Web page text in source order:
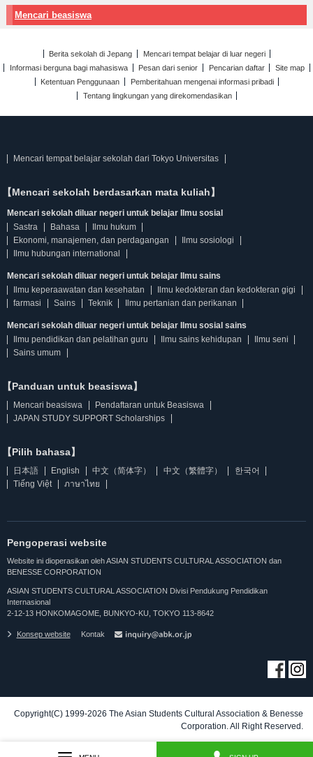
Mencari beasiswa
Berita sekolah di Jepang
Mencari tempat belajar di luar negeri
Informasi berguna bagi mahasiswa
Pesan dari senior Pencarian daftar
Site map
Ketentuan Penggunaan
Pemberitahuan mengenai informasi pribadi
Tentang lingkungan yang direkomendasikan
Mencari tempat belajar sekolah dari Tokyo Universitas
【Mencari sekolah berdasarkan mata kuliah】
Mencari sekolah diluar negeri untuk belajar Ilmu sosial
Sastra
Bahasa
Ilmu hukum
Ekonomi, manajemen, dan perdagangan
Ilmu sosiologi
Ilmu hubungan international
Mencari sekolah diluar negeri untuk belajar Ilmu sains
Ilmu keperaawatan dan kesehatan
Ilmu kedokteran dan kedokteran gigi
farmasi
Sains Teknik Ilmu pertanian dan perikanan
Mencari sekolah diluar negeri untuk belajar Ilmu sosial sains
Ilmu pendidikan dan pelatihan guru
Ilmu sains kehidupan
Ilmu seni
Sains umum
【Panduan untuk beasiswa】
Mencari beasiswa
Pendaftaran untuk Beasiswa
JAPAN STUDY SUPPORT Scholarships
【Pilih bahasa】
日本語 English 中文（简体字） 中文（繁體字）
한국어
Tiếng Việt
ภาษาไทย
Pengoperasi website
Website ini dioperasikan oleh ASIAN STUDENTS CULTURAL ASSOCIATION dan
BENESSE CORPORATION
ASIAN STUDENTS CULTURAL ASSOCIATION Divisi Pendukung Pendidikan
Internasional
2-12-13 HONKOMAGOME, BUNKYO-KU, TOKYO 113-8642
Konsep website Kontak
Copyright(C) 1999-2026 The Asian Students Cultural Association & Benesse
Corporation. All Right Reserved.